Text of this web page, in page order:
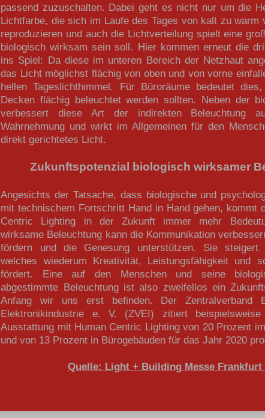
passend zuzuschalten. Dabei geht es nicht nur um die
Lichtfarbe, die sich im Laufe des Tages von kalt zu warm
reproduzieren und auch die Lichtverteilung spielt eine
biologisch wirksam sein soll. Hier kommen erneut die
ins Spiel: Da diese im unteren Bereich der Netzhaut
das Licht möglichst flächig von oben und von vorne
hellen Tageslichthimmel. Für Büroräume bedeutet
Decken flächig beleuchtet werden sollten. Neben der
verbessert diese Art der indirekten Beleuchtung
Wahrnehmung und wirkt im Allgemeinen für den
direkt gerichtetes Licht.
Zukunftspotenzial biologisch wirksamer
Angesichts der Tatsache, dass biologische und
mit technischem Fortschritt Hand in Hand gehen, kommt
Centric Lighting in der Zukunft immer mehr
wirksame Beleuchtung kann die Kommunikation
fördern und die Genesung unterstützen. Sie steigert
welches wiederum Kreativität, Leistungsfähigkeit und
fördert. Eine auf den Menschen und seine
abgestimmte Beleuchtung ist also zweifellos ein
Anfang wir uns erst befinden. Der Zentralverband
Elektronikindustrie e. V. (ZVEI) zitiert
Ausstattung mit Human Centric Lighting von 20 Prozent
und von 13 Prozent in Bürogebäuden für das Jahr 2020
Quelle: Light + Building Messe Frankfurt